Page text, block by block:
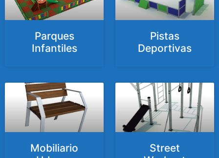
Parques
Infantiles
Pistas
Deportivas
Mobiliario
Street